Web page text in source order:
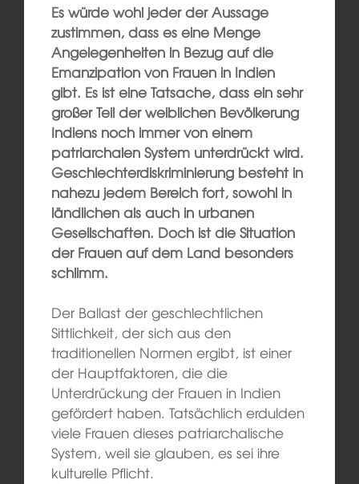
Es würde wohl jeder der Aussage
zustimmen, dass es eine Menge
Angelegenheiten in Bezug auf die
Emanzipation von Frauen in Indien
gibt. ­Es ist eine Tatsache, dass ein sehr
großer Teil der weiblichen Bevölkerung
Indiens noch immer von einem
patriarchalen System unterdrückt wird.
Geschlechterdiskriminierung besteht in
nahezu jedem Bereich fort, sowohl in
ländlichen als auch in urbanen
Gesellschaften. Doch ist die Situation
der Frauen auf dem Land besonders
schlimm.
Der Ballast der geschlechtlichen
Sittlichkeit, der sich aus den
traditionellen Normen ergibt, ist einer
der Hauptfaktoren, die die
Unterdrückung der Frauen in Indien
gefördert haben. Tatsächlich erdulden
viele Frauen dieses patriarchalische
System, weil sie glauben, es sei ihre
kulturelle Pflicht.